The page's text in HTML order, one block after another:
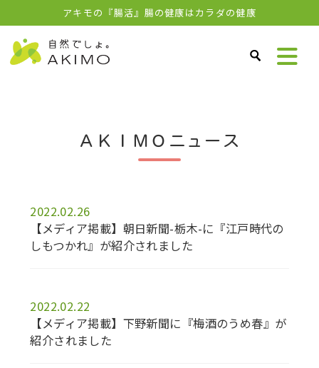
アキモの『腸活』腸の健康はカラダの健康
ＡＫＩＭＯニュース
2022.02.26
【メディア掲載】朝日新聞-栃木-に『江戸時代の
しもつかれ』が紹介されました
2022.02.22
【メディア掲載】下野新聞に『梅酒のうめ春』が
紹介されました